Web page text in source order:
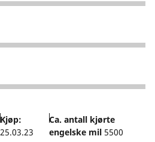
Kjøp:
25.03.23
Ca. antall kjørte
engelske mil5500